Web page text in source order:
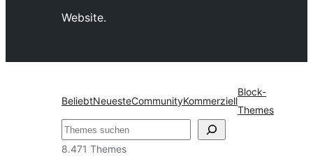
Website.
BeliebtNeuesteCommunityKommerziell
Block-
Themes
Suchen
8.471 Themes